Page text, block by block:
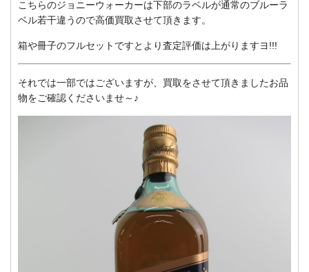
こちらのジョニーウォーカーは下部のラベルが通常のブルーラ
ベル若干違うので高価買取させて頂きます。
箱や冊子のフルセットですとより査定評価は上がりますヨ!!!
それでは一部ではございますが、買取をさせて頂きましたお品
物をご確認くださいませ～♪